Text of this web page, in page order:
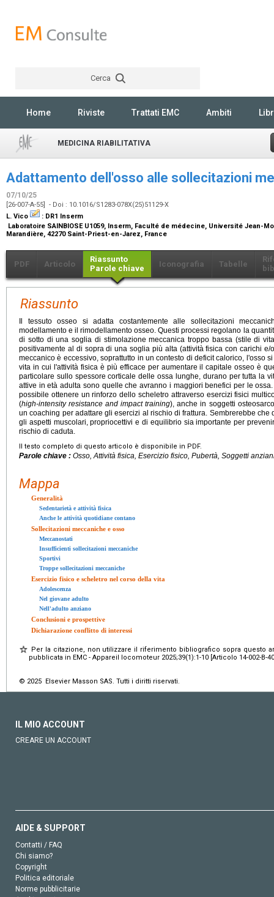
Cerca
Home Riviste Trattati EMC Ambiti
MEDICINA RIABILITATIVA
Adattamento dell'osso alle sollecitazioni
07/10/25
[26-007-A-55] - Doi : 10.1016/S1283-078X(25)51129-X
L. Vico
: DR1 Inserm
Laboratoire SAINBIOSE U1059, Inserm, Faculté de médecine, Université Jean-
Marandière, 42270 Saint-Priest-en-Jarez, France
PDF Articolo
Riassunto
Parole chiave
Iconografia Tabelle
Riassunto
Il tessuto osseo si adatta costantemente alle sollecitazioni
modellamento e il rimodellamento osseo. Questi processi regolano la
di sotto di una soglia di stimolazione meccanica troppo bassa (stile di
positivamente al di sopra di una soglia più alta (attività fisica con carichi e/
meccanico è eccessivo, soprattutto in un contesto di deficit calorico, l'osso
vita in cui l'attività fisica è più efficace per aumentare il capitale osseo è
particolare sullo spessore corticale delle ossa lunghe, durano per tutta la
attive in età adulta sono quelle che avranno i maggiori benefici per le
possibile ottenere un rinforzo dello scheletro attraverso esercizi fisici
(high-intensity resistance and impact training), anche in soggetti
un coaching per adattare gli esercizi al rischio di frattura. Sembrerebbe
gli aspetti muscolari, propriocettivi e di equilibrio sia importante per
rischio di caduta.
Il testo completo di questo articolo è disponibile in PDF.
Parole chiave : Osso, Attività fisica, Esercizio fisico, Pubertà, Soggetti
Mappa
Generalità
Sedentarietà e attività fisica
Anche le attività quotidiane contano
Sollecitazioni meccaniche e osso
Meccanostati
Insufficienti sollecitazioni meccaniche
Sportivi
Troppe sollecitazioni meccaniche
Esercizio fisico e scheletro nel corso della vita
Adolescenza
Nel giovane adulto
Nell'adulto anziano
Conclusioni e prospettive
Dichiarazione conflitto di interessi
Per la citazione, non utilizzare il riferimento bibliografico sopra questo
pubblicata in EMC - Appareil locomoteur 2025;39(1):1-10 [Articolo 14-002-B-
© 2025 Elsevier Masson SAS. Tutti i diritti riservati.
IL MIO ACCOUNT
CREARE UN ACCOUNT
AIDE & SUPPORT
Contatti / FAQ
Chi siamo?
Copyright
Politica editoriale
Norme pubblicitarie